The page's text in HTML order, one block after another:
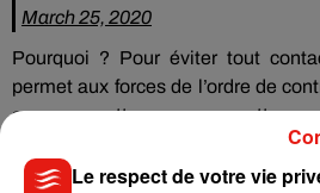
March 25, 2020
Pourquoi ? Pour éviter tout
permet aux forces de l’ordre de
sans se mettre ou vous mettre en
devoir baisser votre vitre et partager
main en main. Pratique non ?
Le respect de votre vie